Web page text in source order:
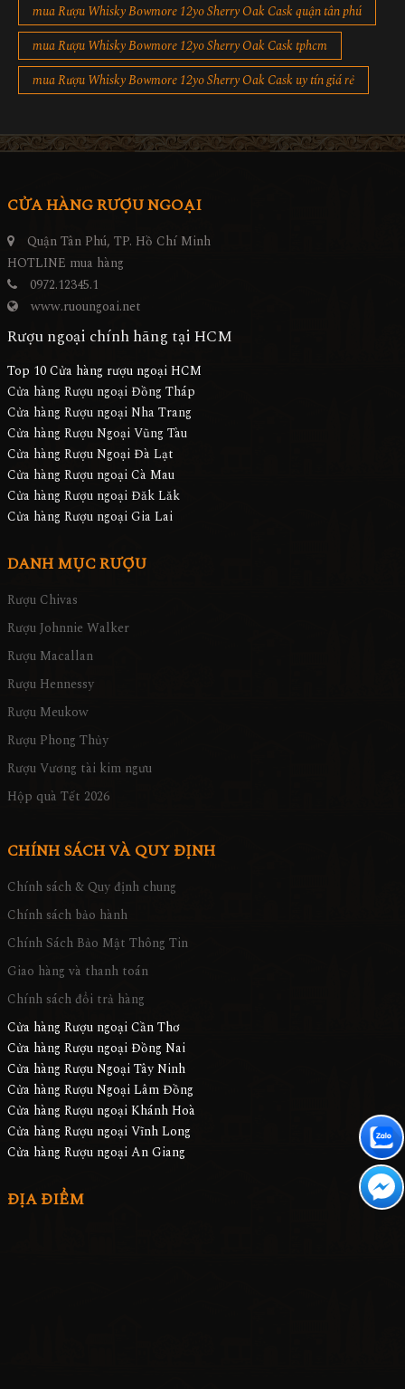
mua Rượu Whisky Bowmore 12yo Sherry Oak Cask quận tân phú
mua Rượu Whisky Bowmore 12yo Sherry Oak Cask tphcm
mua Rượu Whisky Bowmore 12yo Sherry Oak Cask uy tín giá rẻ
CỬA HÀNG RƯỢU NGOẠI
Quận Tân Phú, TP. Hồ Chí Minh
HOTLINE mua hàng
0972.12345.1
www.ruoungoai.net
Rượu ngoại chính hãng tại HCM
Top 10 Cửa hàng rượu ngoại HCM
Cửa hàng Rượu ngoại Đồng Tháp
Cửa hàng Rượu ngoại Nha Trang
Cửa hàng Rượu Ngoại Vũng Tàu
Cửa hàng Rượu Ngoại Đà Lạt
Cửa hàng Rượu ngoại Cà Mau
Cửa hàng Rượu ngoại Đăk Lăk
Cửa hàng Rượu ngoại Gia Lai
DANH MỤC RƯỢU
Rượu Chivas
Rượu Johnnie Walker
Rượu Macallan
Rượu Hennessy
Rượu Meukow
Rượu Phong Thủy
Rượu Vương tài kim ngưu
Hộp quà Tết 2026
CHÍNH SÁCH VÀ QUY ĐỊNH
Chính sách & Quy định chung
Chính sách bảo hành
Chính Sách Bảo Mật Thông Tin
Giao hàng và thanh toán
Chính sách đổi trả hàng
Cửa hàng Rượu ngoại Cần Thơ
Cửa hàng Rượu ngoại Đồng Nai
Cửa hàng Rượu Ngoại Tây Ninh
Cửa hàng Rượu Ngoại Lâm Đồng
Cửa hàng Rượu ngoại Khánh Hoà
Cửa hàng Rượu ngoại Vĩnh Long
Cửa hàng Rượu ngoại An Giang
ĐỊA ĐIỂM